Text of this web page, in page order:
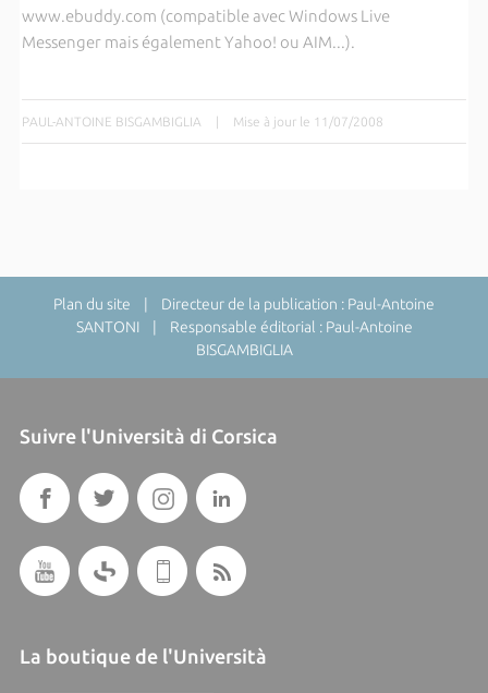
www.ebuddy.com (compatible avec Windows Live
Messenger mais également Yahoo! ou AIM...).
PAUL-ANTOINE BISGAMBIGLIA | Mise à jour le 11/07/2008
Plan du site | Directeur de la publication : Paul-Antoine
SANTONI | Responsable éditorial : Paul-Antoine
BISGAMBIGLIA
Suivre l'Università di Corsica
La boutique de l'Università